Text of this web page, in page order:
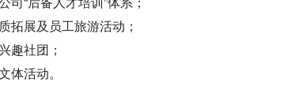
拓展及员工旅游活动；
趣社团；
体活动。